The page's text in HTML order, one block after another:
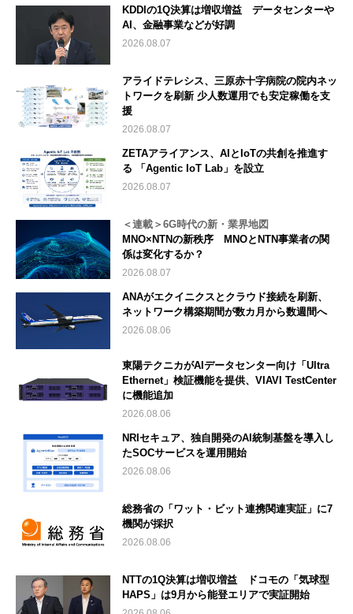
KDDIの1Q決算は増収増益 データセンターや
AI、金融事業などが好調
2026.08.07
アライドテレシス、三原赤十字病院の院内ネッ
トワークを刷新 少人数運用でも安定稼働を支
援
2026.08.07
ZETAアライアンス、AIとIoTの共創を推進す
る 「Agentic IoT Lab」を設立
2026.08.07
＜連載＞6G時代の新・業界地図
MNO×NTNの新秩序 MNOとNTN事業者の関
係は変化するか？
2026.08.07
ANAがエクイニクスとクラウド接続を刷新、
ネットワーク構築期間が数カ月から数週間へ
2026.08.06
東陽テクニカがAIデータセンター向け「Ultra
Ethernet」検証機能を提供、VIAVI TestCenter
に機能追加
2026.08.06
NRIセキュア、独自開発のAI統制基盤を導入し
たSOCサービスを運用開始
2026.08.06
総務省の「ワット・ビット連携関連実証」に7
機関が採択
2026.08.06
NTTの1Q決算は増収増益 ドコモの「気球型
HAPS」は9月から能登エリアで実証開始